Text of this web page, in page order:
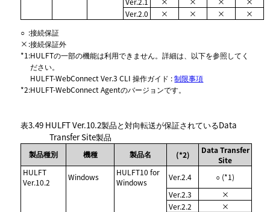
Ver.2.0
× × ×
×
○ :接続保証
× :接続保証外
*1:HULFTの一部の機能は利用できません。詳細は、以下を参照してく
ださい。
HULFT-WebConnect Ver.3 CLI 操作ガイド :制限事項
*2:HULFT-WebConnect Agentのバージョンです。
表3.49 HULFT Ver.10.2製品と対向転送が保証されているData
Transfer Site製品
製品種別 機種 製品名 (*2)
Data Transfer
Site
HULFT
Ver.10.2
Windows
HULFT10 for
Windows
Ver.2.4
○ (*1)
Ver.2.3
×
Ver.2.2
×